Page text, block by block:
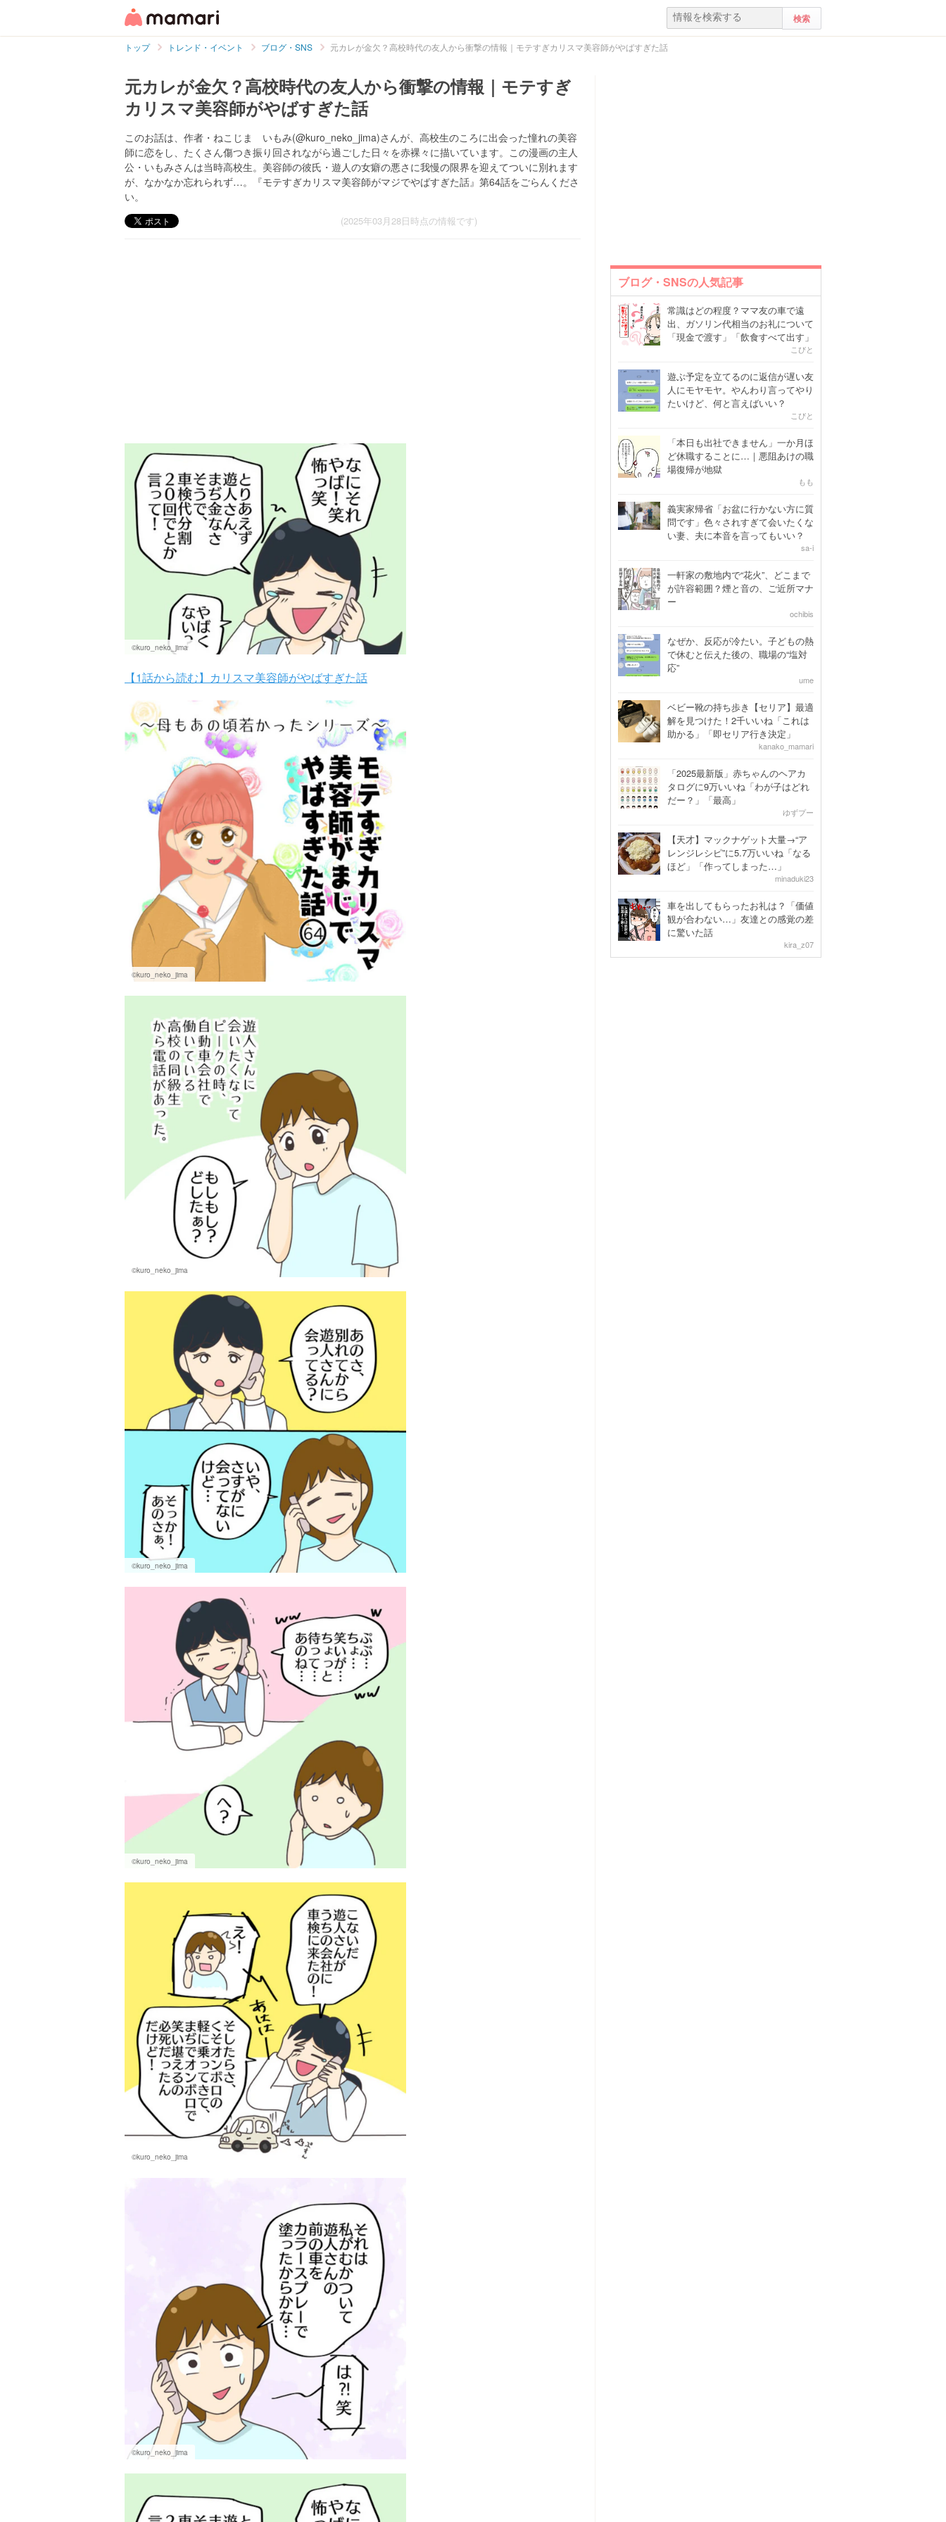
トップ トレンド・イベント ブログ・SNS 元カレが金欠？高校時代の友人から衝撃の情報｜モテすぎカリスマ美容師がやばすぎた話
元カレが金欠？高校時代の友人から衝撃の情報｜モテすぎ
カリスマ美容師がやばすぎた話
このお話は、作者・ねこじま いもみ(@kuro_neko_jima)さんが、高校生のころに出会った憧れの美容
師に恋をし、たくさん傷つき振り回されながら過ごした日々を赤裸々に描いています。この漫画の主人
公・いもみさんは当時高校生。美容師の彼氏・遊人の女癖の悪さに我慢の限界を迎えてついに別れます
が、なかなか忘れられず…。『モテすぎカリスマ美容師がマジでやばすぎた話』第64話をごらんくださ
い。
(2025年03月28日時点の情報です)
©kuro_neko_jima
【1話から読む】カリスマ美容師がやばすぎた話
©kuro_neko_jima
©kuro_neko_jima
©kuro_neko_jima
©kuro_neko_jima
©kuro_neko_jima
©kuro_neko_jima
ブログ・SNSの人気記事
常識はどの程度？ママ友の車で遠
出、ガソリン代相当のお礼について
「現金で渡す」「飲食すべて出す」
こびと
遊ぶ予定を立てるのに返信が遅い友
人にモヤモヤ。やんわり言ってやり
たいけど、何と言えばいい？
こびと
「本日も出社できません」一か月ほ
ど休職することに…｜悪阻あけの職
場復帰が地獄
もも
義実家帰省「お盆に行かない方に質
問です」色々されすぎて会いたくな
い妻、夫に本音を言ってもいい？
sa-i
一軒家の敷地内で“花火”、どこまで
が許容範囲？煙と音の、ご近所マナ
ー
ochibis
なぜか、反応が冷たい。子どもの熱
で休むと伝えた後の、職場の“塩対
応”
ume
ベビー靴の持ち歩き【セリア】最適
解を見つけた！2千いいね「これは
助かる」「即セリア行き決定」
kanako_mamari
「2025最新版」赤ちゃんのヘアカ
タログに9万いいね「わが子はどれ
だー？」「最高」
ゆずプー
【天才】マックナゲット大量→“ア
レンジレシピ”に5.7万いいね「なる
ほど」「作ってしまった…」
minaduki23
車を出してもらったお礼は？「価値
観が合わない…」友達との感覚の差
に驚いた話
kira_z07